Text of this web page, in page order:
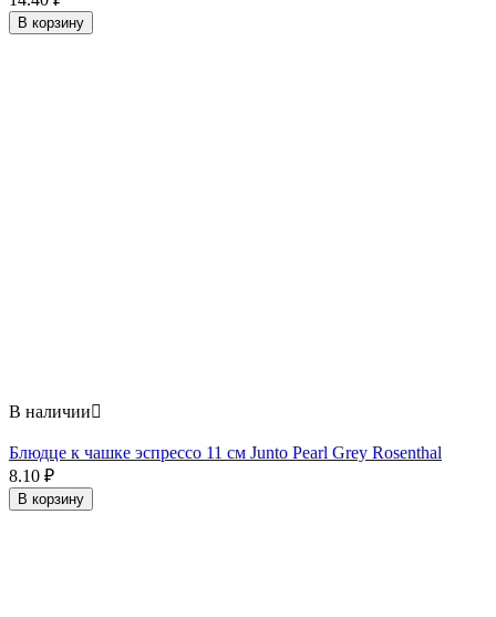
В корзину
В наличии
Блюдце к чашке эспрессо 11 см Junto Pearl Grey Rosenthal
8.10 ₽
В корзину